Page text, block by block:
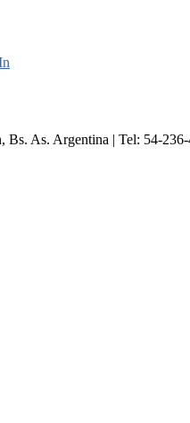
Bs. As. Argentina | Tel: 54-